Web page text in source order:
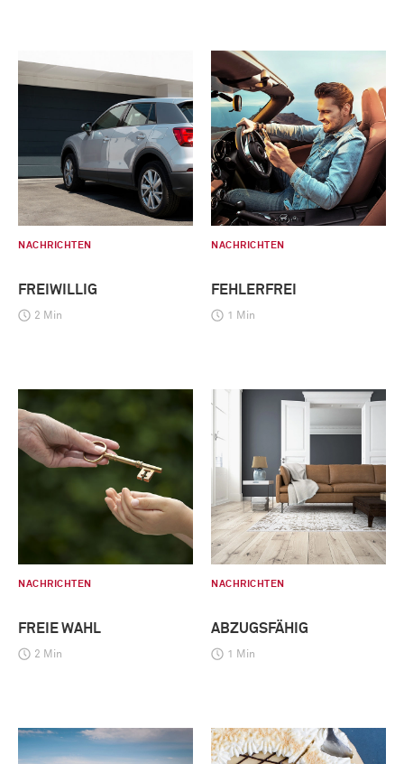
NACHRICHTEN
FREIWILLIG
2 Min
NACHRICHTEN
FEHLERFREI
1 Min
NACHRICHTEN
FREIE WAHL
2 Min
NACHRICHTEN
ABZUGSFÄHIG
1 Min